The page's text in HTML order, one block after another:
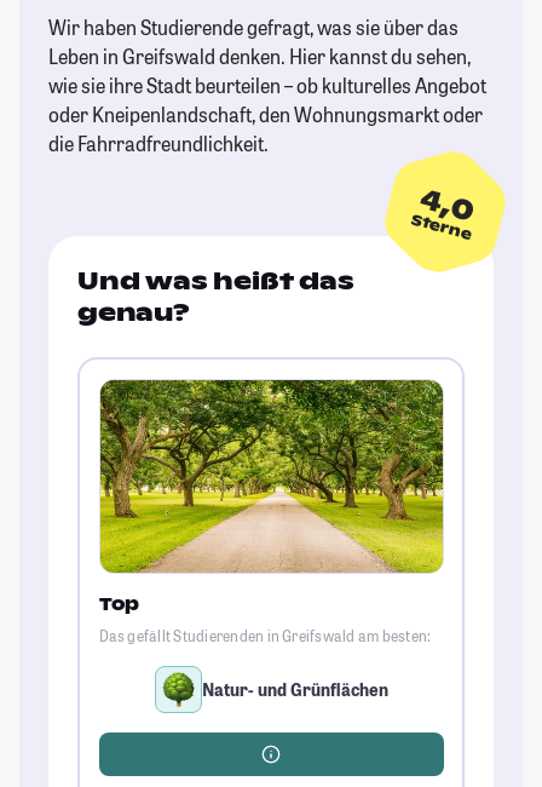
Wir haben Studierende gefragt, was sie über das
Leben in Greifswald denken. Hier kannst du sehen,
wie sie ihre Stadt beurteilen – ob kulturelles Angebot
oder Kneipenlandschaft, den Wohnungsmarkt oder
die Fahrradfreundlichkeit.
4,0
Sterne
Und was heißt das
genau?
Top
Das gefällt Studierenden in Greifswald am besten:
Natur- und Grünflächen